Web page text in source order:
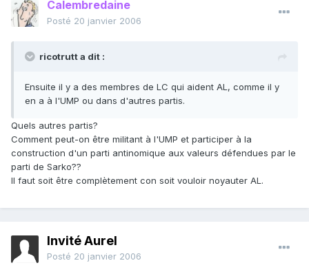
Calembredaine
Posté 20 janvier 2006
ricotrutt a dit :
Ensuite il y a des membres de LC qui aident AL, comme il y
en a à l'UMP ou dans d'autres partis.
Quels autres partis?
Comment peut-on être militant à l'UMP et participer à la
construction d'un parti antinomique aux valeurs défendues par le
parti de Sarko??
Il faut soit être complètement con soit vouloir noyauter AL.
Invité Aurel
Posté 20 janvier 2006